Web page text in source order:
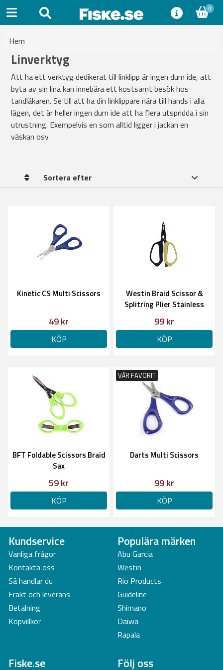
0
Hem
Linverktyg
Att ha ett verktyg dedikerat till linklipp är ingen dum ide, att
byta av sin lina kan innebära ett kostsamt besök hos
tandläkaren. Se till att ha din linklippare nära till hands i alla
lägen, det är heller ingen dum ide att ha flera utspridda i sin
utrustning. Exempelvis en som alltid ligger i jackan en
väskan osv
Sortera efter
Kinetic CS Multi Scissors
49 kr
KÖP
Westin Braid Scissor &
Splitring Plier Stainless
99 kr
KÖP
BFT Foldable Scissors Braid
Sax
59 kr
KÖP
VÅR FAVORIT
Darts Multi Scissors
99 kr
KÖP
Kundservice
Vanliga frågor
Kontakta oss
Så handlar du
Frakt och leverans
Betalning
Köpvillkor
Populära märken
Abu Garcia
Westin
Rio Products
Guideline
Shimano
Daiwa
Rapala
Fiske.se Följ oss